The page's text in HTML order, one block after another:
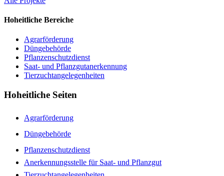
Hoheitliche Bereiche
Agrarförderung
Düngebehörde
Pflanzenschutzdienst
Saat- und Pflanzgutanerkennung
Tierzuchtangelegenheiten
Hoheitliche Seiten
Agrarförderung
Düngebehörde
Pflanzenschutzdienst
Anerkennungsstelle für Saat- und Pflanzgut